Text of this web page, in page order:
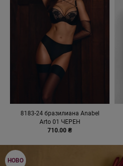
8183-24 бразилиана Anabel
Arto 01 ЧЕРЕН
710.00 ₴
НОВО